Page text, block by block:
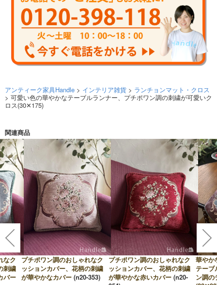
アンティーク家具Handle > インテリア雑貨 > ランチョンマット・クロス
> 可愛い色の華やかなテーブルランナー、プチポワン調の刺繍が可愛いク
ロス(30✕175)
関連商品
なク
刺繍
バー
プチポワン調のおしゃれなク
ッションカバー、花柄の刺繍
が華やかなカバー (n20-353)
プチポワン調のおしゃれなク
ッションカバー、花柄の刺繍
が華やかな赤いカバー (n20-
華やか
テーブ
ン調の